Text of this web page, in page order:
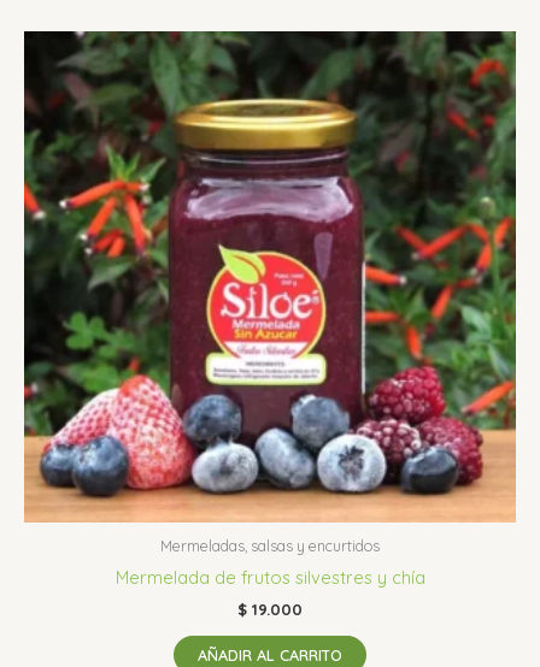
Mermeladas, salsas y encurtidos
Mermelada de frutos silvestres y chía
$ 19.000
AÑADIR AL CARRITO